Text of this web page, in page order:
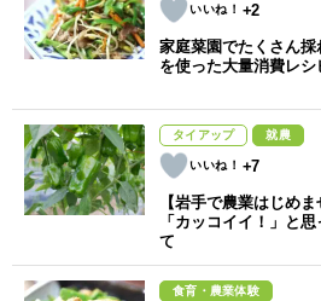
+2
家庭菜園でたくさん
を使った大量消費レシ
タイアップ 就農
+7
【岩手で農業はじめ
「カッコイイ！」と
て
食育・農業体験